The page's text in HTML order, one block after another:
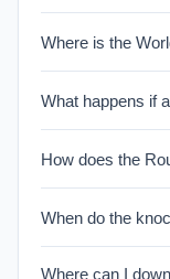
each of the 12
place finishers.
Where is the
Rutherford, New
What happens if
extra time. If still
shootout.
How does the
runners-up face
teams from the
When do the
Where can I